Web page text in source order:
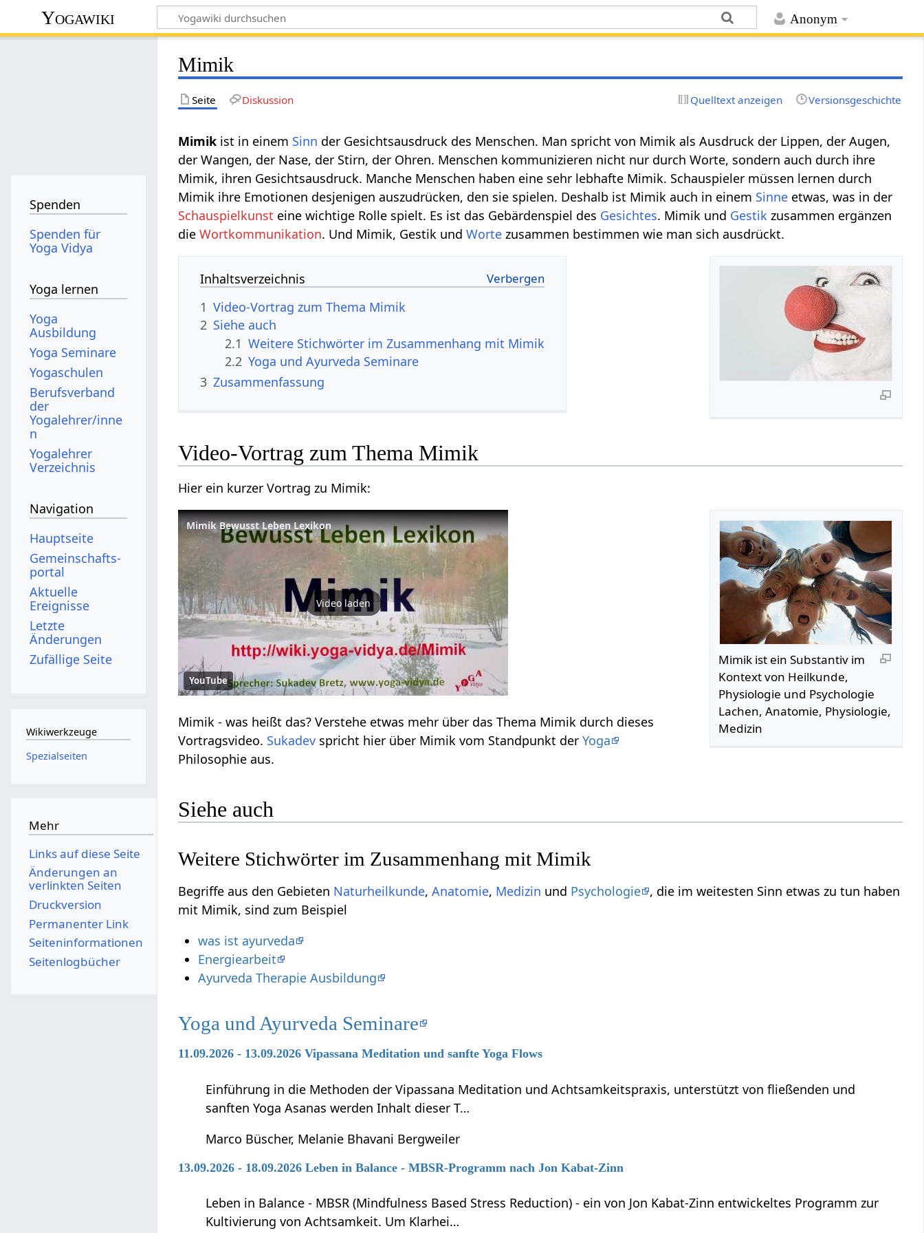
Anonym
Yogawiki
Mimik
Seite Diskussion Quelltext anzeigen Versionsgeschichte
ist in einem Sinn der Gesichtsausdruck des Menschen. Man spricht von Mimik als Ausdruck der Lippen, der Augen,
der Wangen, der Nase, der Stirn, der Ohren. Menschen kommunizieren nicht nur durch Worte, sondern auch durch ihre
Mimik, ihren Gesichtsausdruck. Manche Menschen haben eine sehr lebhafte Mimik. Schauspieler müssen lernen durch
Mimik ihre Emotionen desjenigen auszudrücken, den sie spielen. Deshalb ist Mimik auch in einem Sinne etwas, was in der
Schauspielkunst eine wichtige Rolle spielt. Es ist das Gebärdenspiel des Gesichtes. Mimik und Gestik zusammen ergänzen
dieWortkommunikation. Und Mimik, Gestik undWorte zusammen bestimmen wie man sich ausdrückt.
Inhaltsverzeichnis
1
2 Siehe auch
2.1
2.2 Yoga und Ayurveda Seminare
3 Zusammenfassung
Hier ein kurzer Vortrag zu Mimik‏‎:
Mimik Bewusst Leben Lexikon
Video laden
YouTube
Mimik‏‎ ist ein Substantiv im
Kontext von Heilkunde,
Physiologie und Psychologie
Lachen, Anatomie, Physiologie,
Medizin
Mimik‏‎ - was heißt das? Verstehe etwas mehr über das Thema Mimik‏‎ durch dieses
Vortragsvideo. Sukadev spricht hier über Mimik‏‎ vom Standpunkt derYoga
Philosophie aus.
Siehe auch
Begriffe aus den Gebieten Naturheilkunde,Anatomie, Medizin und Psychologie , die im weitesten Sinn etwas zu tun haben
mit Mimik‏‎, sind zum Beispiel
was ist ayurveda
Energiearbeit
Ayurveda Therapie Ausbildung
Yoga und Ayurveda Seminare
11.09.2026 - 13.09.2026 Vipassana Meditation und sanfte Yoga Flows
Einführung in die Methoden der Vipassana Meditation und Achtsamkeitspraxis, unterstützt von fließenden und
sanften Yoga Asanas werden Inhalt dieser T…
Marco Büscher, Melanie Bhavani Bergweiler
13.09.2026 - 18.09.2026 Leben in Balance - MBSR-Programm nach Jon Kabat-Zinn
Leben in Balance - MBSR (Mindfulness Based Stress Reduction) - ein von Jon Kabat-Zinn entwickeltes Programm zur
Kultivierung von Achtsamkeit. Um Klarhei…
Spenden
Spenden für
Yoga Vidya
Yoga lernen
Yoga
Ausbildung
Yoga Seminare
Yogaschulen
Berufsverband
der
Yogalehrer/inne
n
Yogalehrer
Verzeichnis
Navigation
Hauptseite
Gemeinschafts­
portal
Aktuelle
Ereignisse
Letzte
Änderungen
Zufällige Seite
Wikiwerkzeuge
Spezialseiten
Mehr
Links auf diese Seite
Änderungen an
verlinkten Seiten
Druckversion
Permanenter Link
Seiten­­informationen
Seitenlogbücher